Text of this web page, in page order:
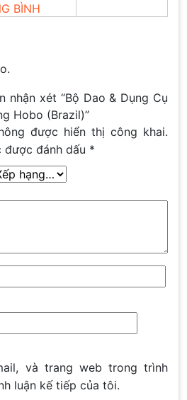
BÌNH
nhận xét “Bộ Dao & Dụng Cụ
Hobo (Brazil)”
được hiển thị công khai.
đánh dấu *
và trang web trong trình
luận kế tiếp của tôi.